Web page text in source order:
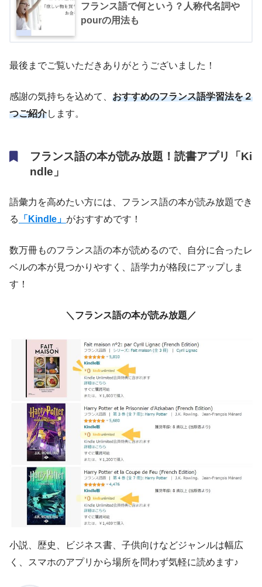
フランス語で何という？人称代名詞や
pourの用法も
最後までご覧いただきありがとうございました！
感謝の気持ちを込めて、 おすすめのフランス語学習法を２
つご紹介します。
フランス語の本が読み放題！読書アプリ「Ki
ndle」
語彙力を高めたい方には、フランス語の本が読み放題でき
る
「Kindle」 がおすすめです！
数万冊ものフランス語の本が読めるので、自分に合ったレ
ベルの本が見つかりやすく、語学力が格段にアップしま
す！
＼フランス語の本が読み放題／
小説、歴史、ビジネス書、子供向けなどジャンルは幅広
く、スマホのアプリから場所を問わず気軽に読めます♪